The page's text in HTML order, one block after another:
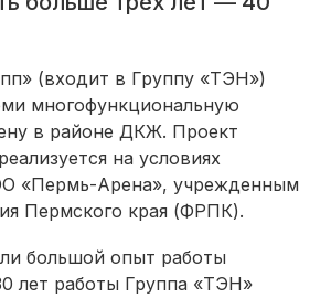
(входит в Группу «ТЭН»)
многофункциональную
в районе ДКЖ. Проект
на условиях
«Пермь-Арена», учрежденным
Пермского края (ФРПК).
большой опыт работы
лет работы Группа «ТЭН»